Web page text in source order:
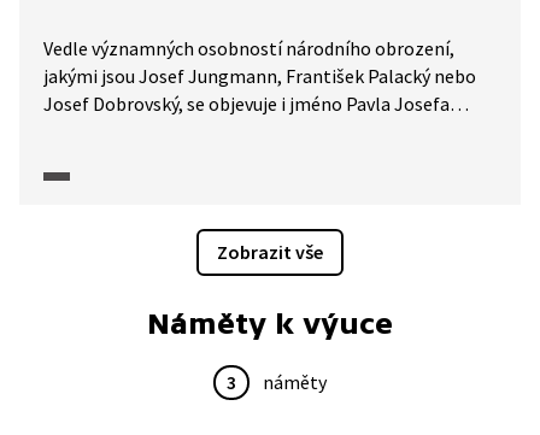
Vedle významných osobností národního obrození,
jakými jsou Josef Jungmann, František Palacký nebo
Josef Dobrovský, se objevuje i jméno Pavla Josefa
starožitnosti a Slovanský národopis. O obsahu knih
Zobrazit vše
Náměty k výuce
3 náměty